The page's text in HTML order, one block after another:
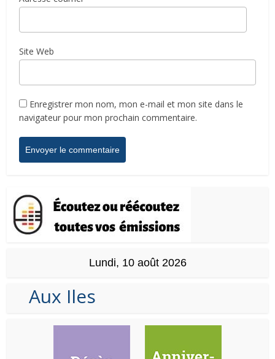
Site Web
Enregistrer mon nom, mon e-mail et mon site dans le
navigateur pour mon prochain commentaire.
Lundi, 10 août 2026
Aux Iles